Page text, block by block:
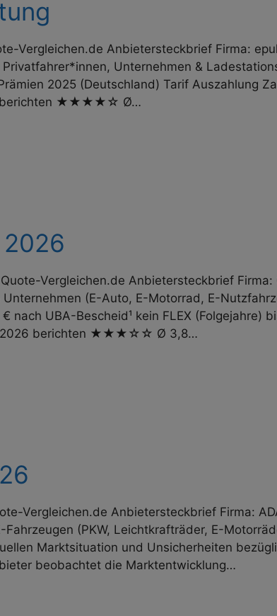
Vergleichen.de Anbieter­steckbrief Firma:
Unternehmen &
2025 (Deutschland) Tarif Auszahlung
berichten ★★★★☆ Ø…
Vergleichen.de Anbieter­steckbrief Firma:
(E-Auto, E-Motorrad, E-
UBA-Bescheid¹ kein FLEX (Folgejahre)
im 2026 berichten ★★★☆☆ Ø 3,8…
Vergleichen.de Anbieter­steckbrief Firma:
(PKW, Leichtkrafträder, E-
Marktsituation und Unsicherheiten
beobachtet die Marktentwicklung…